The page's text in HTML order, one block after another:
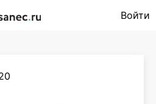
Войти